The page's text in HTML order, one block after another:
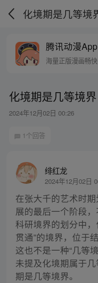
化境期是几等境
腾讯动漫App
海量正版漫画畅
化境期是几等境界
2024年12月02日 00:26
1个回答
绯红龙
2024年12月02日
在张大千的艺术时
展的最后一个阶段
科研境界的划分中
贯通”的境界，位于
这也不是一种“几等
未提及化境期属于
期是几等境界。